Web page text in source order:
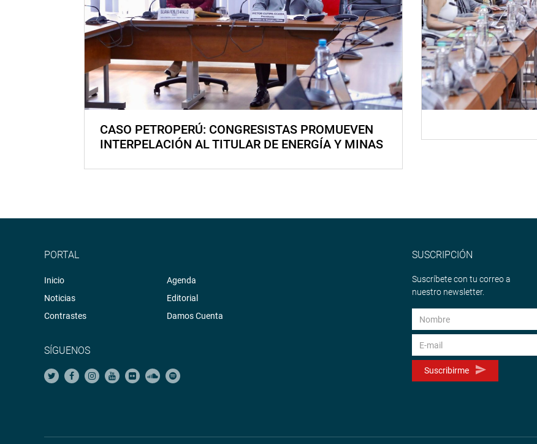
CASO PETROPERÚ: CONGRESISTAS PROMUEVEN
INTERPELACIÓN AL TITULAR DE ENERGÍA Y MINAS
PORTAL
Inicio
Noticias
Contrastes
Agenda
Editorial
Damos Cuenta
SÍGUENOS
SUSCRIPCIÓN
Suscríbete con tu correo a
nuestro newsletter.
Suscribirme